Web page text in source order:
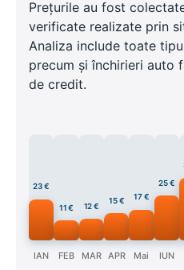
Prețurile au fost
verificate realizate prin
Analiza include toate
precum și închirieri auto
de credit.
23 €
IAN
11 €
FEB
12 €
MAR
15 €
APR
17 €
Mai
25 €
IUN